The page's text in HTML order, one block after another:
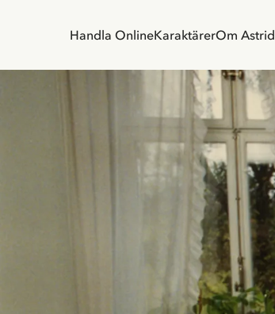
Handla OnlineKaraktärerOm Astrid